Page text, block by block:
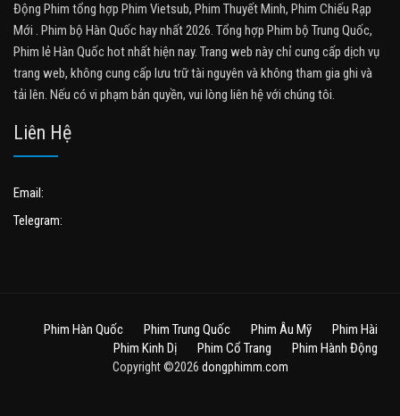
Động Phim tổng hợp Phim Vietsub, Phim Thuyết Minh, Phim Chiếu Rạp
Mới . Phim bộ Hàn Quốc hay nhất 2026. Tổng hợp Phim bộ Trung Quốc,
Phim lẻ Hàn Quốc hot nhất hiện nay. Trang web này chỉ cung cấp dịch vụ
trang web, không cung cấp lưu trữ tài nguyên và không tham gia ghi và
tải lên. Nếu có vi phạm bản quyền, vui lòng liên hệ với chúng tôi.
Liên Hệ
Email:
Telegram:
Phim Hàn Quốc Phim Trung Quốc Phim Âu Mỹ
Phim Hài
Phim Kinh Dị
Phim Cổ Trang Phim Hành Động
Copyright ©2026 dongphimm.com